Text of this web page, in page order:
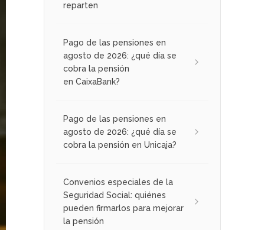
reparten
Pago de las pensiones en
agosto de 2026: ¿qué día se
cobra la pensión
en CaixaBank?
Pago de las pensiones en
agosto de 2026: ¿qué día se
cobra la pensión en Unicaja?
Convenios especiales de la
Seguridad Social: quiénes
pueden firmarlos para mejorar
la pensión